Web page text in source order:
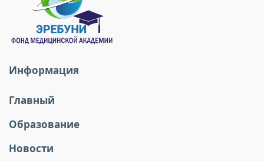
Информация
Главный
Образование
Новости